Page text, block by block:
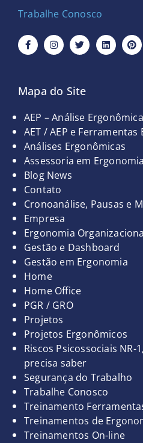
Trabalhe Conosco
F
a
c
o
k
f
I
n
s
r
a
T
w
i
r
L
i
n
P
i
n
Mapa do Site
AEP – Análise
AET / AEP e
Análises Ergonômicas
Assessoria em Ergonomia
Blog News
Contato
Cronoanálise, Pausas e
Empresa
Ergonomia
Gestão e Dashboard
Gestão em Ergonomia
Home
Home Office
PGR / GRO
Projetos
Projetos Ergonômicos
Riscos Psicossociais
precisa saber
Segurança do Trabalho
Trabalhe Conosco
Treinamento
Treinamentos de
Treinamentos On-line